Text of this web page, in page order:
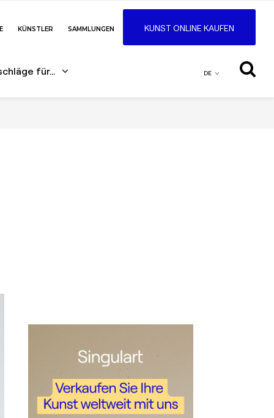
KÜNSTLER SAMMLUNGEN KUNST ONLINE KAUFEN
DE
für…